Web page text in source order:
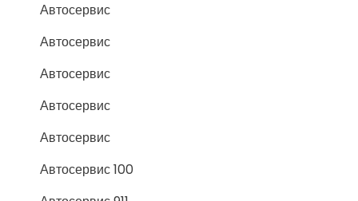
Автосервис
Автосервис
Автосервис
Автосервис
Автосервис
Автосервис 100